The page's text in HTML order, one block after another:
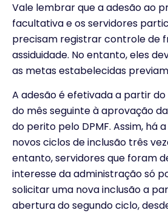
Vale lembrar que a adesão ao
facultativa e os servidores
precisam registrar controle de
assiduidade. No entanto, eles
as metas estabelecidas
A adesão é efetivada a partir
do mês seguinte à aprovação
do perito pelo DPMF. Assim, há
novos ciclos de inclusão três
entanto, servidores que foram
interesse da administração só
solicitar uma nova inclusão a
abertura do segundo ciclo,